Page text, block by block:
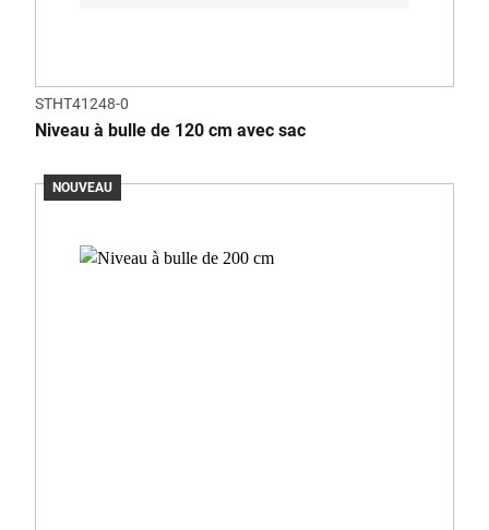
STHT41248-0
Niveau à bulle de 120 cm avec sac
NOUVEAU